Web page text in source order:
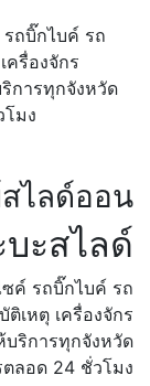
ถบิ๊กไบค์ รถ
ครื่องจักร
การทุกจังหวัด
มง
ไลด์ออน
บะสไลด์
ค์ รถบิ๊กไบค์ รถ
ติเหตุ เครื่องจักร
ริการทุกจังหวัด
ลอด 24 ชั่วโมง